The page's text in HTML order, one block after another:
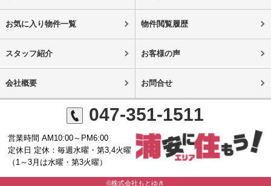
お気に入り物件一覧 物件閲覧履歴
スタッフ紹介 お客様の声
会社概要 お問合せ
047-351-1511
営業時間 AM10:00～PM6:00
定休日 定休：毎週水曜・第3,4火曜
（1～3月は水曜・第3火曜）
©株式会社もとゆき